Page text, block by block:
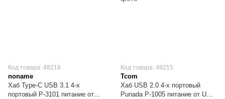
Код товара: 48218
noname
Хаб Type-C USB 3.1 4-х
портовый P-3101 питание от
Код товара: 48215
Tcom
Хаб USB 2.0 4-х портовый
Punada P-1005 питание от USB